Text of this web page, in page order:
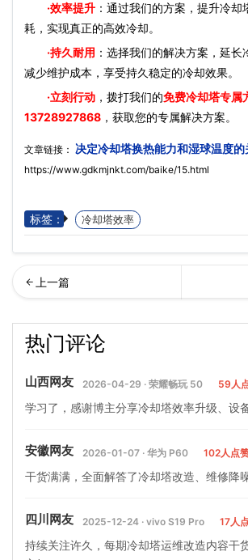
·效率提升 ：通过我们的方案，提升冷却
耗，实现真正的高效冷却。
·持久耐用 ：选择我们的解决方案，延长
减少维护成本，享受持久稳定的冷却效果。
·立刻行动 ，拨打我们的免费冷却塔专属
13728927868 ，获取您的专属解决方案。
文章链接： 决定冷却塔换热能力和湿球温度的
https://www.gdkmjnkt.com/baike/15.html
标签： 冷却塔效率
却效率的影响是什么…
热门评论
山西网友 2026-04-29 · 荣耀畅玩 50 59人
学习了，感谢博主分享冷却塔效率升级、设
安徽网友 2026-01-07 · 华为 P60 102人点
干货满满，全面解答了冷却塔改造、维修降
四川网友 2025-12-24 · vivo S19 Pro 17人
持续关注许久，每期冷却塔运维改造内容干